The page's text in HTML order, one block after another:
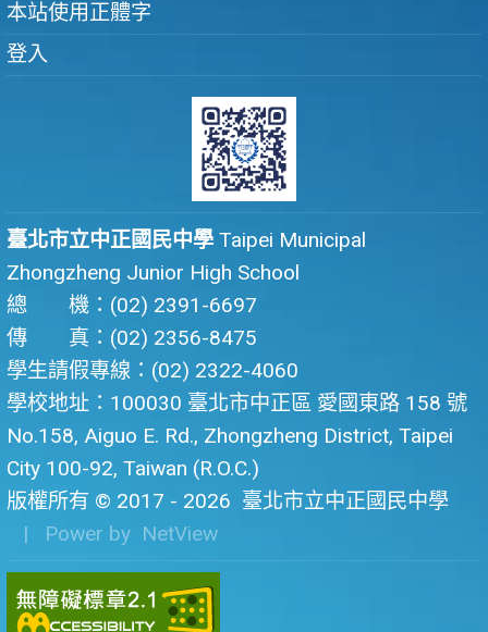
本站使用正體字
登入
臺北市立中正國民中學 Taipei Municipal
Zhongzheng Junior High School
總 機：(02) 2391-6697
傳 真：(02) 2356-8475
學生請假專線：(02) 2322-4060
學校地址：100030 臺北市中正區 愛國東路 158 號
No.158, Aiguo E. Rd., Zhongzheng District, Taipei
City 100-92, Taiwan (R.O.C.)
版權所有 © 2017 - 2026 臺北市立中正國民中學
| Power by NetView